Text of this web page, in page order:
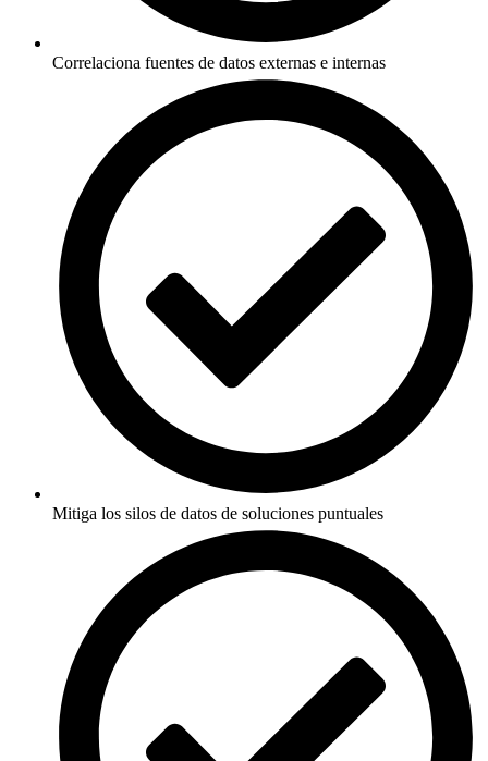
Correlaciona fuentes de datos externas e internas
Mitiga los silos de datos de soluciones puntuales